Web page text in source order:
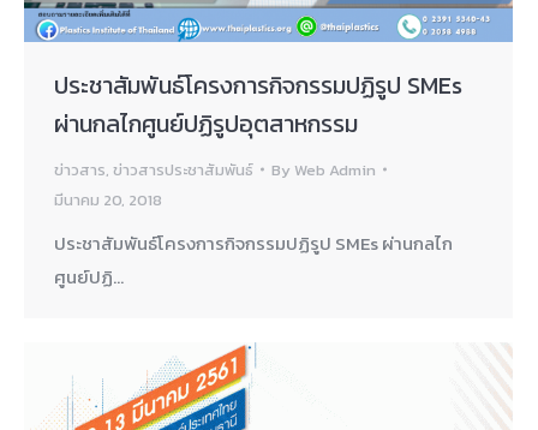
ประชาสัมพันธ์โครงการกิจกรรมปฏิรูป SMEs
ผ่านกลไกศูนย์ปฏิรูปอุตสาหกรรม
ข่าวสาร, ข่าวสารประชาสัมพันธ์ By Web Admin
มีนาคม 20, 2018
ประชาสัมพันธ์โครงการกิจกรรมปฏิรูป SMEs ผ่านกลไก
ศูนย์ปฏิ…